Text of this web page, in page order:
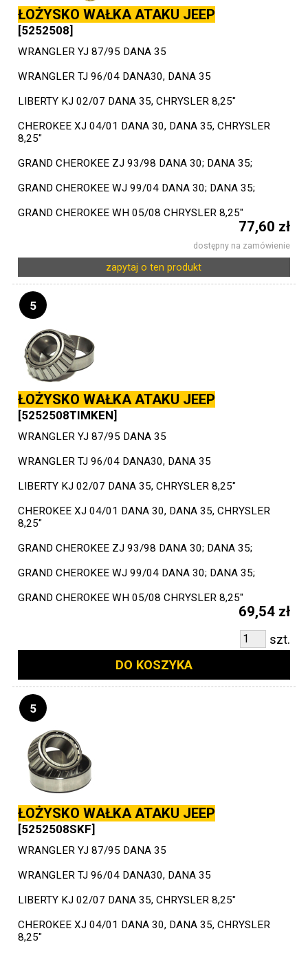
ŁOŻYSKO WAŁKA ATAKU JEEP
[5252508]
WRANGLER YJ 87/95 DANA 35
WRANGLER TJ 96/04 DANA30, DANA 35
LIBERTY KJ 02/07 DANA 35, CHRYSLER 8,25"
CHEROKEE XJ 04/01 DANA 30, DANA 35, CHRYSLER
8,25"
GRAND CHEROKEE ZJ 93/98 DANA 30; DANA 35;
GRAND CHEROKEE WJ 99/04 DANA 30; DANA 35;
GRAND CHEROKEE WH 05/08 CHRYSLER 8,25"
77,60 zł
dostępny na zamówienie
zapytaj o ten produkt
5
ŁOŻYSKO WAŁKA ATAKU JEEP
[5252508TIMKEN]
WRANGLER YJ 87/95 DANA 35
WRANGLER TJ 96/04 DANA30, DANA 35
LIBERTY KJ 02/07 DANA 35, CHRYSLER 8,25"
CHEROKEE XJ 04/01 DANA 30, DANA 35, CHRYSLER
8,25"
GRAND CHEROKEE ZJ 93/98 DANA 30; DANA 35;
GRAND CHEROKEE WJ 99/04 DANA 30; DANA 35;
GRAND CHEROKEE WH 05/08 CHRYSLER 8,25"
69,54 zł
szt.
DO KOSZYKA
5
ŁOŻYSKO WAŁKA ATAKU JEEP
[5252508SKF]
WRANGLER YJ 87/95 DANA 35
WRANGLER TJ 96/04 DANA30, DANA 35
LIBERTY KJ 02/07 DANA 35, CHRYSLER 8,25"
CHEROKEE XJ 04/01 DANA 30, DANA 35, CHRYSLER
8,25"